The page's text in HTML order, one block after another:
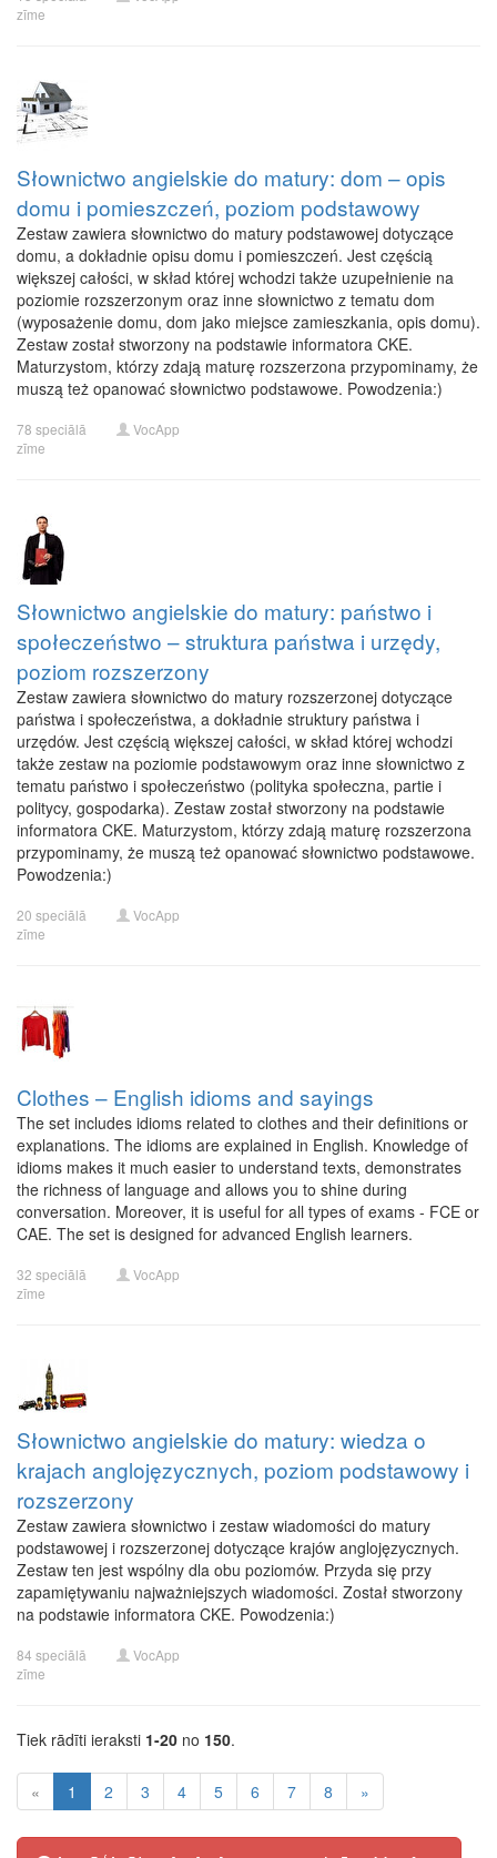
zīme
Słownictwo angielskie do matury: dom – opis
domu i pomieszczeń, poziom podstawowy
Zestaw zawiera słownictwo do matury podstawowej dotyczące
domu, a dokładnie opisu domu i pomieszczeń. Jest częścią
większej całości, w skład której wchodzi także uzupełnienie na
poziomie rozszerzonym oraz inne słownictwo z tematu dom
(wyposażenie domu, dom jako miejsce zamieszkania, opis domu).
Zestaw został stworzony na podstawie informatora CKE.
Maturzystom, którzy zdają maturę rozszerzona przypominamy, że
muszą też opanować słownictwo podstawowe. Powodzenia:)
78 speciālā
zīme
VocApp
Słownictwo angielskie do matury: państwo i
społeczeństwo – struktura państwa i urzędy,
poziom rozszerzony
Zestaw zawiera słownictwo do matury rozszerzonej dotyczące
państwa i społeczeństwa, a dokładnie struktury państwa i
urzędów. Jest częścią większej całości, w skład której wchodzi
także zestaw na poziomie podstawowym oraz inne słownictwo z
tematu państwo i społeczeństwo (polityka społeczna, partie i
politycy, gospodarka). Zestaw został stworzony na podstawie
informatora CKE. Maturzystom, którzy zdają maturę rozszerzona
przypominamy, że muszą też opanować słownictwo podstawowe.
Powodzenia:)
20 speciālā
zīme
VocApp
Clothes – English idioms and sayings
The set includes idioms related to clothes and their definitions or
explanations. The idioms are explained in English. Knowledge of
idioms makes it much easier to understand texts, demonstrates
the richness of language and allows you to shine during
conversation. Moreover, it is useful for all types of exams - FCE or
CAE. The set is designed for advanced English learners.
32 speciālā
zīme
VocApp
Słownictwo angielskie do matury: wiedza o
krajach anglojęzycznych, poziom podstawowy i
rozszerzony
Zestaw zawiera słownictwo i zestaw wiadomości do matury
podstawowej i rozszerzonej dotyczące krajów anglojęzycznych.
Zestaw ten jest wspólny dla obu poziomów. Przyda się przy
zapamiętywaniu najważniejszych wiadomości. Został stworzony
na podstawie informatora CKE. Powodzenia:)
84 speciālā
zīme
VocApp
Tiek rādīti ieraksti 1-20 no 150.
« 1 2 3 4 5 6 7 8 »